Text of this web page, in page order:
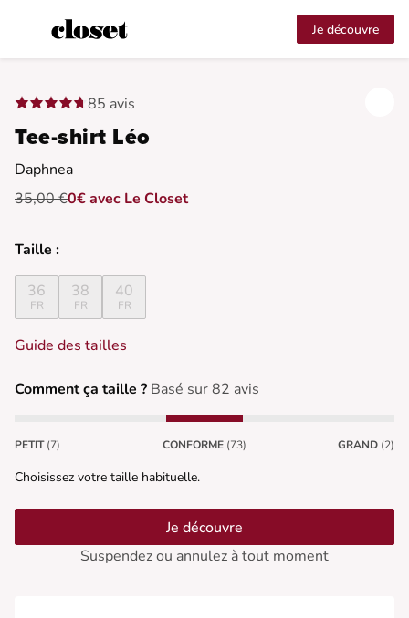
Je découvre
85 avis
Tee-shirt Léo
Daphnea
35,00 €0€ avec Le Closet
Taille :
36
FR
38
FR
40
FR
Guide des tailles
Comment ça taille ? Basé sur 82 avis
PETIT (7) CONFORME (73) GRAND (2)
Choisissez votre taille habituelle.
Je découvre
Suspendez ou annulez à tout moment